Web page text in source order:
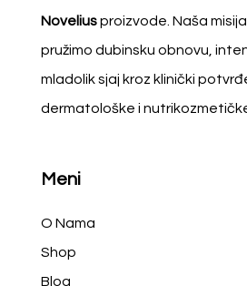
Noveliusproizvode. Naša
pružimo dubinsku obnovu,
mladolik sjaj kroz klinički
dermatološke i
Meni
O Nama
Shop
Blog